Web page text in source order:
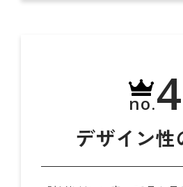
no.4
デザイン性